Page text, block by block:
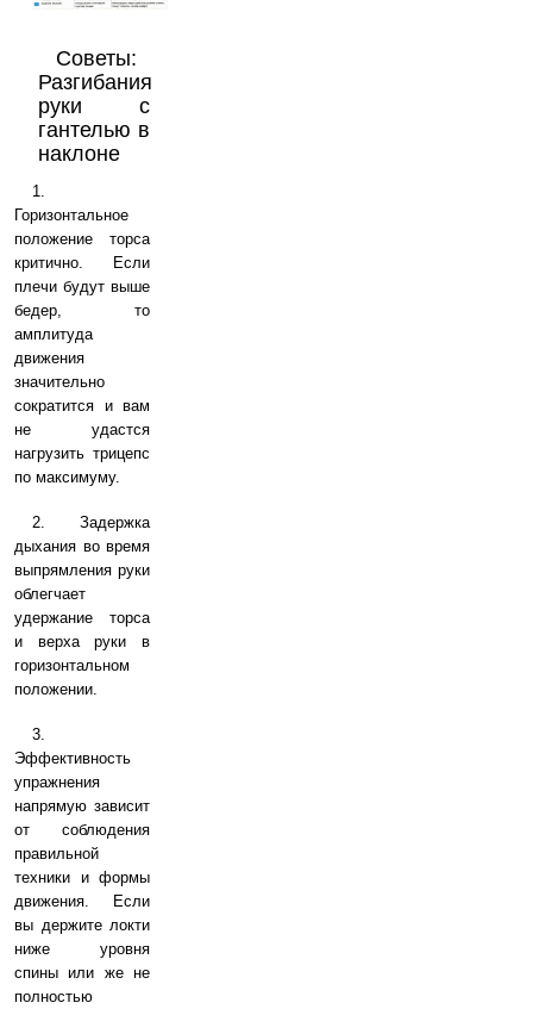
Советы:
Разгибания
руки с
гантелью в
наклоне
1.
Горизонтальное
положение торса
критично. Если
плечи будут выше
бедер, то
амплитуда
движения
значительно
сократится и вам
не удастся
нагрузить трицепс
по максимуму.
2. Задержка
дыхания во время
выпрямления руки
облегчает
удержание торса
и верха руки в
горизонтальном
положении.
3.
Эффективность
упражнения
напрямую зависит
от соблюдения
правильной
техники и формы
движения. Если
вы держите локти
ниже уровня
спины или же не
полностью